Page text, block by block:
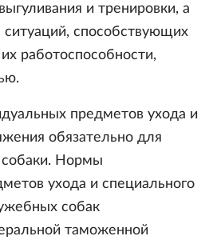
и тренировки, а
ситуаций, способствующих
работоспособности,
предметов ухода и
обязательно для
Нормы
ухода и специального
собак
таможенной